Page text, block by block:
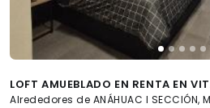
Alrededores de ANÁHUAC I